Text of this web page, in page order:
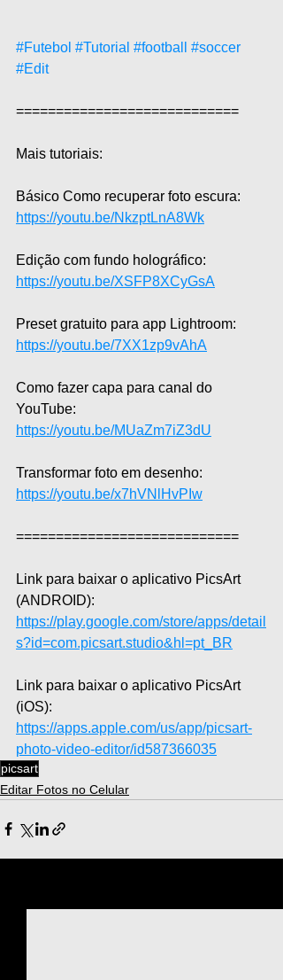
#Futebol #Tutorial #football
#soccer
#Edit
============================
Mais tutoriais:
Básico Como recuperar foto escura:
https://youtu.be/NkzptLnA8Wk
Edição com fundo holográfico:
https://youtu.be/XSFP8XCyGsA
Preset gratuito para app Lightroom:
https://youtu.be/7XX1zp9vAhA
Como fazer capa para canal do
YouTube:
https://youtu.be/MUaZm7iZ3dU
Transformar foto em desenho:
https://youtu.be/x7hVNlHvPIw
============================
Link para baixar o aplicativo PicsArt
(ANDROID):
https://play.google.com/store/apps/detail
s?id=com.picsart.studio&hl=pt_BR
Link para baixar o aplicativo PicsArt
(iOS):
https://apps.apple.com/us/app/picsart-
photo-video-editor/id587366035
picsart
Editar Fotos no Celular